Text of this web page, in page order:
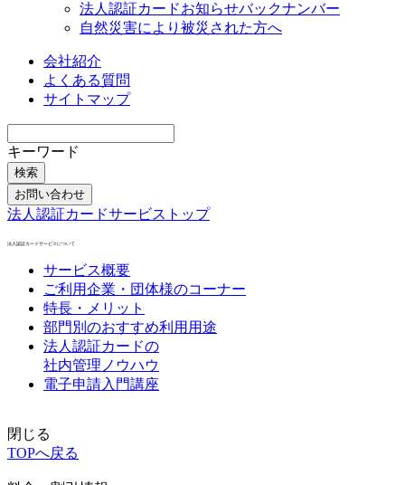
法人認証カードお知らせバックナンバー
自然災害により被災された方へ
会社紹介
よくある質問
サイトマップ
キーワード
検索
お問い合わせ
法人認証カードサービストップ
法人認証カードサービスについて
サービス概要
ご利用企業・団体様のコーナー
特長・メリット
部門別のおすすめ利用用途
法人認証カードの
社内管理ノウハウ
電子申請入門講座
閉じる
TOPへ戻る